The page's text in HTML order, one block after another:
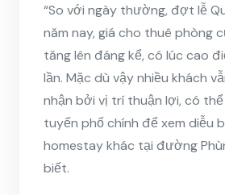
“So với ngày thường, đợt lễ
năm nay, giá cho thuê phòng
tăng lên đáng kể, có lúc cao
lần. Mặc dù vậy nhiều khách
nhận bởi vị trí thuận lợi, có
tuyến phố chính để xem diễu
homestay khác tại đường
biết.